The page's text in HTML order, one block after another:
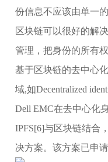
份信息不应该由单一
区块链可以很好的解
管理，把身份的所有
基于区块链的去中心
域,如Decentralized
Dell EMC在去中心化
IPFS[6]与区块链结合
决方案。该方案已申